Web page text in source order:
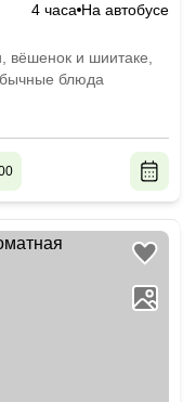
4 часа На автобусе
вёшенок и шиитаке,
блюда